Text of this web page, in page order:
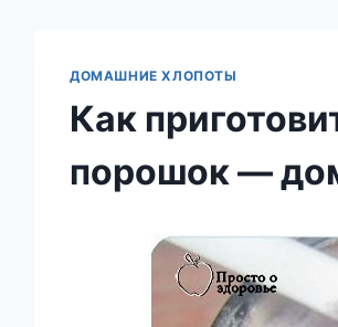
ДОМАШНИЕ ХЛОПОТЫ
Как
порошок —